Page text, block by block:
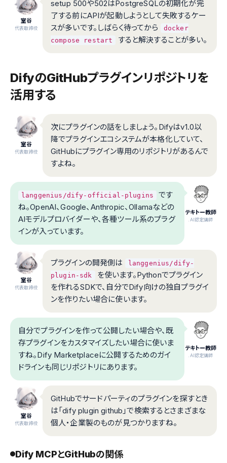
室谷
代表取締役
setup 500や502はPostgreSQLの初期化が完
了する前にAPIが起動しようとして失敗するケー
スが多いです。しばらく待ってから
docker
compose restart
すると解決することが多い。
DifyのGitHubプラグインリポジトリを
活用する
室谷
代表取締役
次にプラグインの話をしましょう。Difyはv1.0以
降でプラグインエコシステムが本格化していて、
GitHubにプラグイン専用のリポジトリがあるんで
すよね。
テキトー教師
.AI認定講師
langgenius/dify-official-plugins
です
ね。OpenAI、Google、Anthropic、Ollamaなどの
AIモデルプロバイダーや、各種ツール系のプラグ
インが入っています。
室谷
代表取締役
プラグインの開発側は
langgenius/dify-
plugin-sdk
を使います。Pythonでプラグイン
を作れるSDKで、自分でDify向けの独自プラグイ
ンを作りたい場合に使います。
テキトー教師
.AI認定講師
自分でプラグインを作って公開したい場合や、既
存プラグインをカスタマイズしたい場合に使いま
すね。Dify Marketplaceに公開するためのガイ
ドラインも同じリポジトリにあります。
室谷
代表取締役
GitHubでサードパーティのプラグインを探すとき
は「dify plugin github」で検索するとさまざまな
個人・企業製のものが見つかりますね。
Dify MCPとGitHubの関係